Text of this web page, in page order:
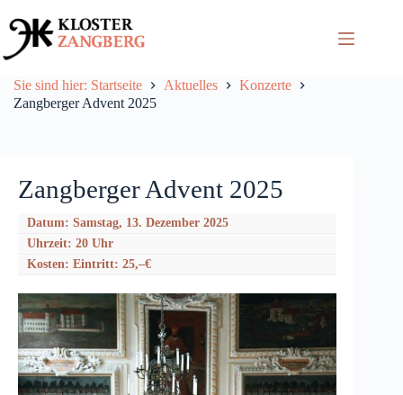
Inhalt
springen
Sie sind hier: Startseite Aktuelles
Konzerte
Zangberger Advent 2025
Zangberger Advent 2025
Datum: Samstag, 13. Dezember 2025
Uhrzeit: 20 Uhr
Kosten: Eintritt: 25,–€